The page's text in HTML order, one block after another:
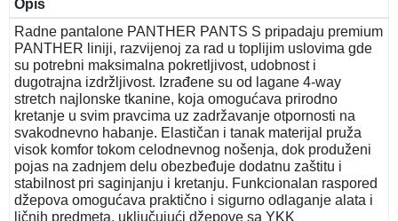
Opis
Radne pantalone PANTHER PANTS S pripadaju premium
PANTHER liniji, razvijenoj za rad u toplijim uslovima gde
su potrebni maksimalna pokretljivost, udobnost i
dugotrajna izdržljivost. Izrađene su od lagane 4-way
stretch najlonske tkanine, koja omogućava prirodno
kretanje u svim pravcima uz zadržavanje otpornosti na
svakodnevno habanje. Elastičan i tanak materijal pruža
visok komfor tokom celodnevnog nošenja, dok produženi
pojas na zadnjem delu obezbeđuje dodatnu zaštitu i
stabilnost pri saginjanju i kretanju. Funkcionalan raspored
džepova omogućava praktično i sigurno odlaganje alata i
ličnih predmeta, uključujući džepove sa YKK